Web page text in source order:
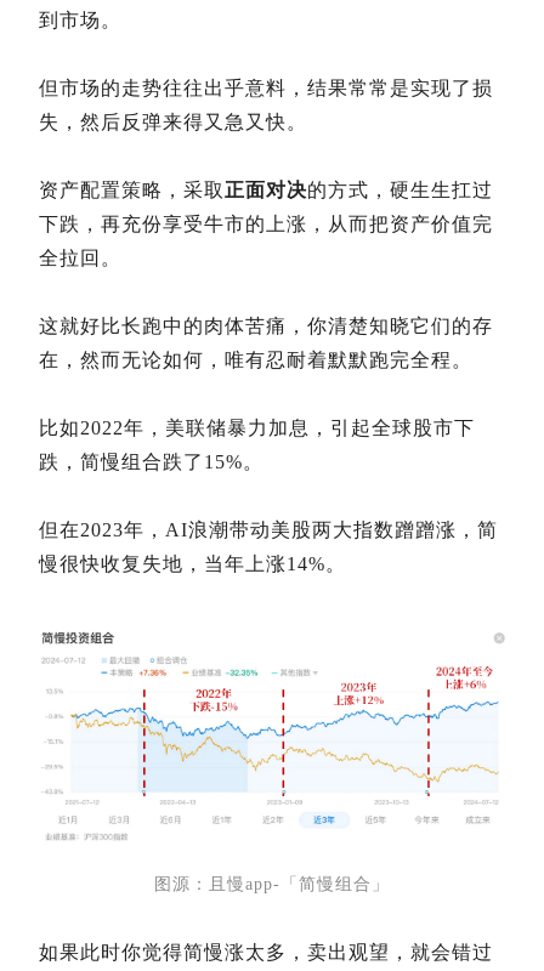
到市场。
但市场的走势往往出乎意料，结果常常是实现了损
失，然后反弹来得又急又快。
资产配置策略，采取 正面对决的方式，硬生生扛过
下跌，再充份享受牛市的上涨，从而把资产价值完
全拉回。
这就好比长跑中的肉体苦痛，你清楚知晓它们的存
在，然而无论如何，唯有忍耐着默默跑完全程。
比如2022年，美联储暴力加息，引起全球股市下
跌，简慢组合跌了15%。
但在2023年，AI浪潮带动美股两大指数蹭蹭涨，简
慢很快收复失地，当年上涨14%。
图源：且慢app-「简慢组合」
如果此时你觉得简慢涨太多，卖出观望，就会错过